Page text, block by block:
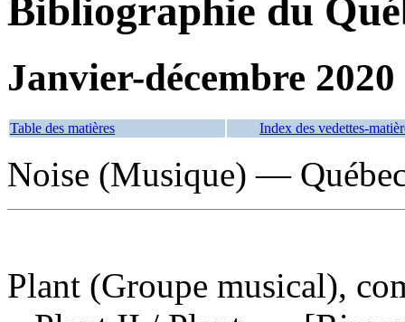
Bibliographie du
Janvier-décembre 2020
Table des matières Index des vedettes-
Noise (Musique) —
Plant (Groupe musical),